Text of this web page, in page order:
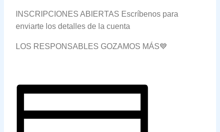
INSCRIPCIONES ABIERTAS Escríbenos para
enviarte los detalles de la cuenta
LOS RESPONSABLES GOZAMOS MÁS💙